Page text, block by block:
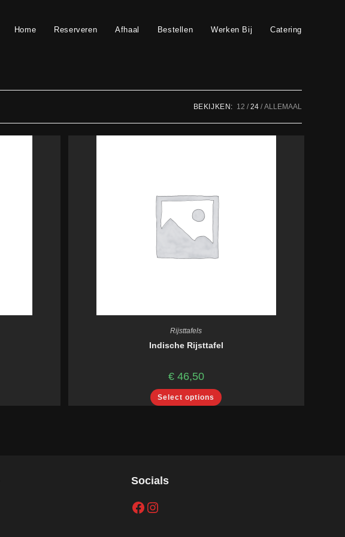
Home Reserveren Afhaal Bestellen Werken Bij Catering
BEKIJKEN: 12 24 ALLEMAAL
Rijsttafels
Indische Rijsttafel
€46,50
Select options
Socials
FacebookInstagram